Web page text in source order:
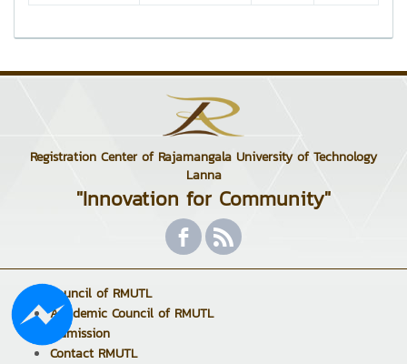
Registration Center of Rajamangala University of Technology
Lanna
"Innovation for Community"
Council of RMUTL
Academic Council of RMUTL
Admission
Contact RMUTL